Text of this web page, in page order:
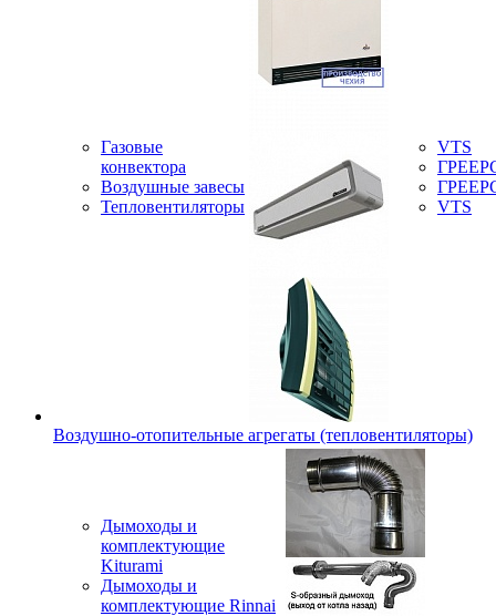
Газовые
конвектора
Воздушные завесы
Тепловентиляторы
VTS
VTS
Воздушно-отопительные агрегаты (тепловентиляторы)
Дымоходы и
комплектующие
Kiturami
Дымоходы и
комплектующие Rinnai